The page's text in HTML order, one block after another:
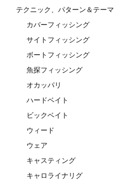
テクニック、パターン＆テーマ
カバーフィッシング
サイトフィッシング
ボートフィッシング
魚探フィッシング
オカッパリ
ハードベイト
ビックベイト
ウィード
ウェア
キャスティング
キャロライナリグ